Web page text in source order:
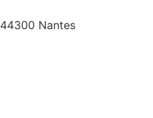
Nantes